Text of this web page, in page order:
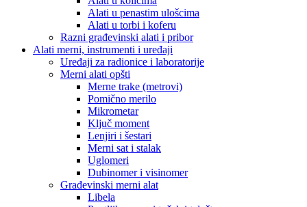
Alati u penastim ulošcima
Alati u torbi i koferu
Razni građevinski alati i pribor
Alati merni, instrumenti i uređaji
Uređaji za radionice i laboratorije
Merni alati opšti
Merne trake (metrovi)
Pomično merilo
Mikrometar
Ključ moment
Lenjiri i šestari
Merni sat i stalak
Uglomeri
Dubinomer i visinomer
Građevinski merni alat
Libela